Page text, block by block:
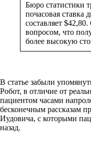
Бюро статистики
почасовая ставка
составляет
вопросом, что
более высокую
В статье забыли
Робот, в отличие от
пациентом часами
бесконечным рассказам
Иудовича, с которыми
назад.